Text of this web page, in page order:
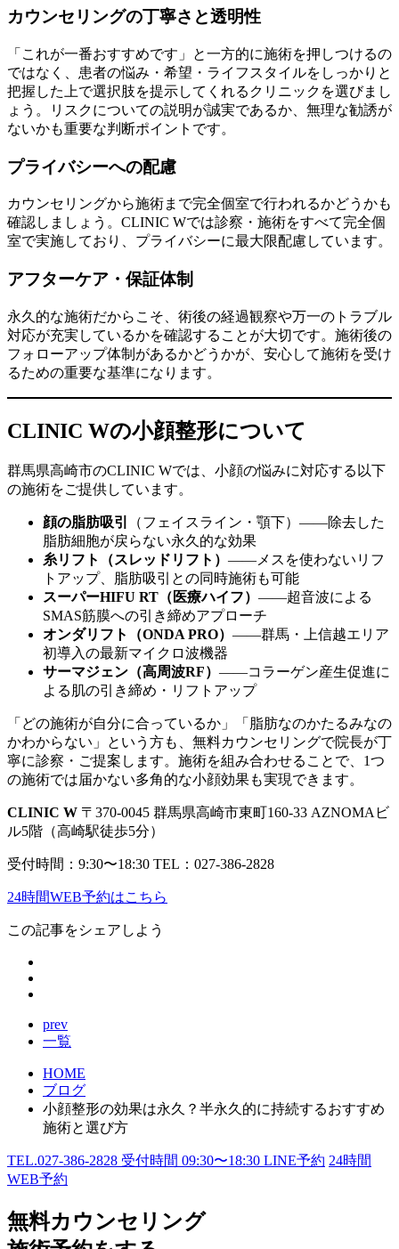
カウンセリングの丁寧さと透明性
「これが一番おすすめです」と一方的に施術を押しつけるの
ではなく、患者の悩み・希望・ライフスタイルをしっかりと
把握した上で選択肢を提示してくれるクリニックを選びまし
ょう。リスクについての説明が誠実であるか、無理な勧誘が
ないかも重要な判断ポイントです。
プライバシーへの配慮
カウンセリングから施術まで完全個室で行われるかどうかも
確認しましょう。CLINIC Wでは診察・施術をすべて完全個
室で実施しており、プライバシーに最大限配慮しています。
アフターケア・保証体制
永久的な施術だからこそ、術後の経過観察や万一のトラブル
対応が充実しているかを確認することが大切です。施術後の
フォローアップ体制があるかどうかが、安心して施術を受け
るための重要な基準になります。
CLINIC Wの小顔整形について
群馬県高崎市のCLINIC Wでは、小顔の悩みに対応する以下
の施術をご提供しています。
顔の脂肪吸引
（フェイスライン・顎下）——除去した
脂肪細胞が戻らない永久的な効果
糸リフト（スレッドリフト） ——メスを使わないリフ
トアップ、脂肪吸引との同時施術も可能
スーパーHIFU RT（医療ハイフ） ——超音波による
SMAS筋膜への引き締めアプローチ
オンダリフト（ONDA PRO） ——群馬・上信越エリア
初導入の最新マイクロ波機器
サーマジェン（高周波RF） ——コラーゲン産生促進に
よる肌の引き締め・リフトアップ
「どの施術が自分に合っているか」「脂肪なのかたるみなの
かわからない」という方も、無料カウンセリングで院長が丁
寧に診察・ご提案します。施術を組み合わせることで、1つ
の施術では届かない多角的な小顔効果も実現できます。
CLINIC W 〒370-0045 群馬県高崎市東町160-33 AZNOMAビ
ル5階（高崎駅徒歩5分）
受付時間：9:30〜18:30 TEL：027-386-2828
24時間WEB予約はこちら
この記事をシェアしよう
prev
一覧
HOME
ブログ
小顔整形の効果は永久？半永久的に持続するおすすめ
施術と選び方
TEL.027-386-2828 受付時間 09:30〜18:30 LINE予約 24時間
WEB予約
無料カウンセリング